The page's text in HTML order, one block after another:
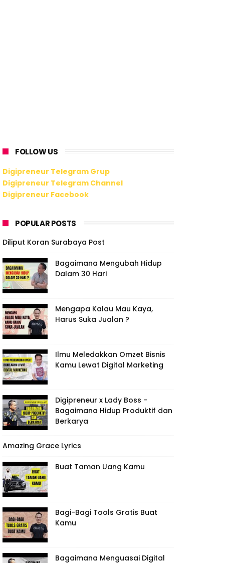
FOLLOW US
Digipreneur Telegram Grup
Digipreneur Telegram Channel
Digipreneur Facebook
POPULAR POSTS
Diliput Koran Surabaya Post
Bagaimana Mengubah Hidup
Dalam 30 Hari
Mengapa Kalau Mau Kaya,
Harus Suka Jualan ?
Ilmu Meledakkan Omzet Bisnis
Kamu Lewat Digital Marketing
Digipreneur x Lady Boss -
Bagaimana Hidup Produktif dan
Berkarya
Amazing Grace Lyrics
Buat Taman Uang Kamu
Bagi-Bagi Tools Gratis Buat
Kamu
Bagaimana Menguasai Digital